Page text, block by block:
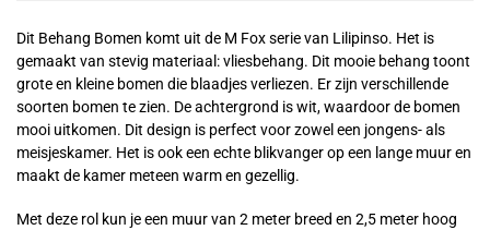
Dit Behang Bomen komt uit de M Fox serie van Lilipinso. Het is
gemaakt van stevig materiaal: vliesbehang. Dit mooie behang toont
grote en kleine bomen die blaadjes verliezen. Er zijn verschillende
soorten bomen te zien. De achtergrond is wit, waardoor de bomen
mooi uitkomen. Dit design is perfect voor zowel een jongens- als
meisjeskamer. Het is ook een echte blikvanger op een lange muur en
maakt de kamer meteen warm en gezellig.
Met deze rol kun je een muur van 2 meter breed en 2,5 meter hoog